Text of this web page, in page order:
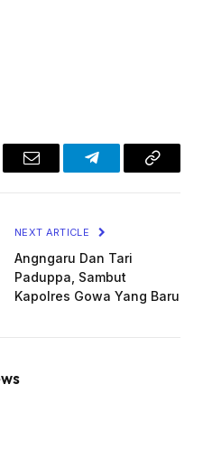
Email TelegramCopy
NEXT ARTICLE
Angngaru Dan Tari
Paduppa, Sambut
Kapolres Gowa Yang Baru